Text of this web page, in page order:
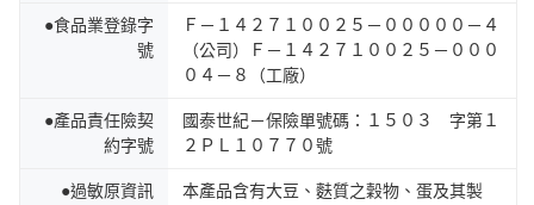
●食品業登錄字
號
Ｆ－１４２７１００２５－０００００－４
（公司）Ｆ－１４２７１００２５－０００
０４－８（工廠）
●產品責任險契
約字號
國泰世紀－保險單號碼：１５０３ 字第１
２ＰＬ１０７７０號
●過敏原資訊
本產品含有大豆、麩質之穀物、蛋及其製